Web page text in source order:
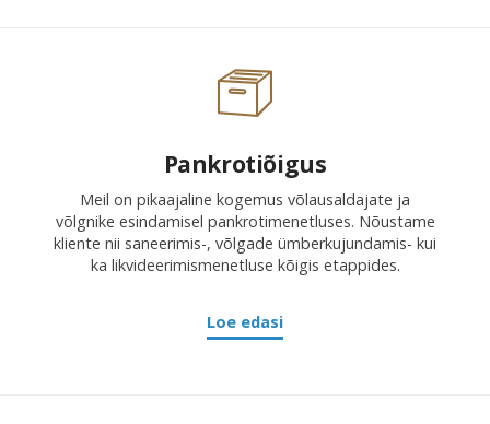
Pankrotiõigus
Meil on pikaajaline kogemus võlausaldajate ja
võlgnike esindamisel pankrotimenetluses. Nõustame
kliente nii saneerimis-, võlgade ümberkujundamis- kui
ka likvideerimismenetluse kõigis etappides.
Loe edasi